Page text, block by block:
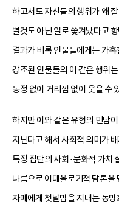
하고서도 자신들의 행위가 왜
별것도 아닌 일로 쫓겨났다고
결과가 비록 인물들에게는 가
강조된 인물들의 이 같은 행위
동정 없이 거리낌 없이 웃을 수
하지만 이와 같은 유형의 민담
지닌다고 해서 사회적 의미가
특정 집단의 사회･문화적 가치
나름으로 이데올로기적 담론을
자매에게 첫날밤을 지내는 동